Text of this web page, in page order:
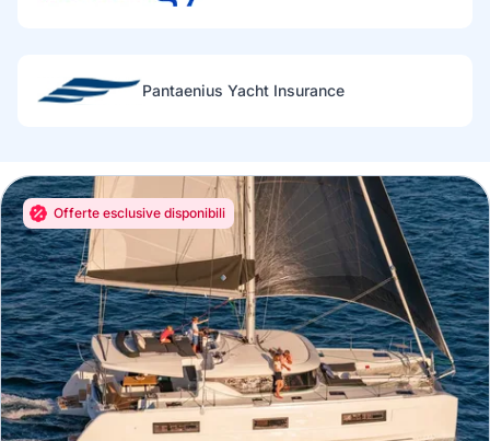
Pantaenius Yacht Insurance
Offerte esclusive disponibili